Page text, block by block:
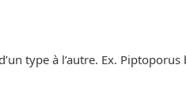
type à l’autre. Ex.